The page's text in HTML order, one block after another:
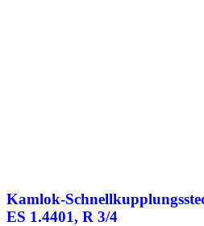
Kamlok-
ES 1.4401, R 3/4